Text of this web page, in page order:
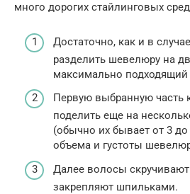
много дорогих стайлинговых
Достаточно, как и в
разделить шевелюру на
максимально подходящий
Первую выбранную часть
поделить еще на
(обычно их бывает от 3 до
объема и густоты
Далее волосы скручивают
закрепляют шпильками.